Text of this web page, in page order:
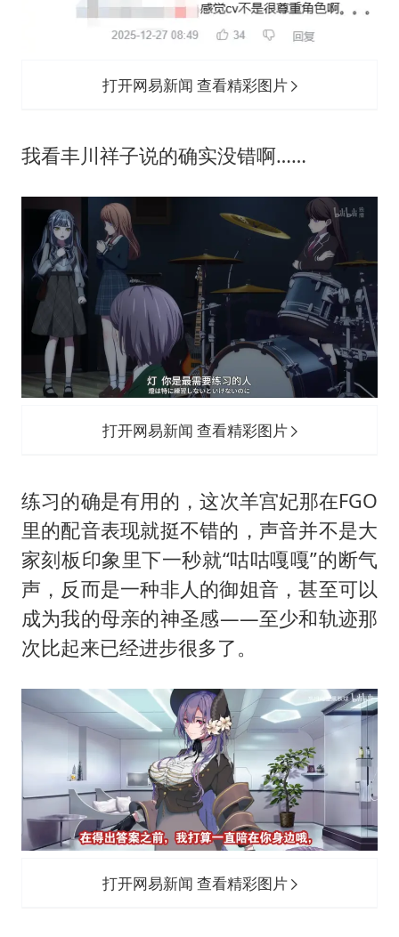
打开网易新闻 查看精彩图片
我看丰川祥子说的确实没错啊……
打开网易新闻 查看精彩图片
练习的确是有用的，这次羊宫妃那在FGO
里的配音表现就挺不错的，声音并不是大
家刻板印象里下一秒就“咕咕嘎嘎”的断气
声，反而是一种非人的御姐音，甚至可以
成为我的母亲的神圣感——至少和轨迹那
次比起来已经进步很多了。
打开网易新闻 查看精彩图片